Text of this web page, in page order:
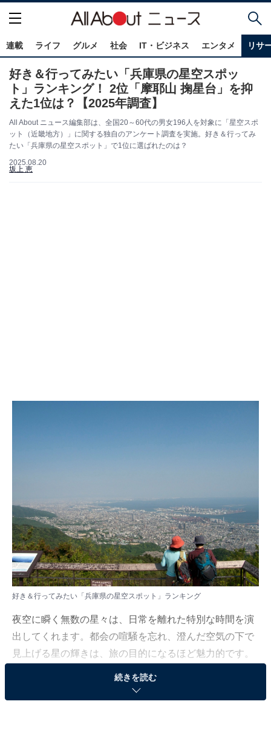
連載 ライフ グルメ 社会 IT・ビジネス エンタメ リサ
好き＆行ってみたい「兵庫県の星空スポッ
ト」ランキング！ 2位「摩耶山 掬星台」を抑
えた1位は？【2025年調査】
All About ニュース編集部は、全国20～60代の男女196人を対象に「星空スポ
ット（近畿地方）」に関する独自のアンケート調査を実施。好き＆行ってみ
たい「兵庫県の星空スポット」で1位に選ばれたのは？
2025.08.20
坂上 恵
好き＆行ってみたい「兵庫県の星空スポット」ランキング
夜空に瞬く無数の星々は、日常を離れた特別な時間を演
出してくれます。都会の喧騒を忘れ、澄んだ空気の下で
見上げる星の輝きは、旅の目的になるほど魅力的です。
自然に包まれながら満天の星を眺めるひとときは、心を
解きほぐし、忘れられない思い出へと変わっていきま
続きを読む